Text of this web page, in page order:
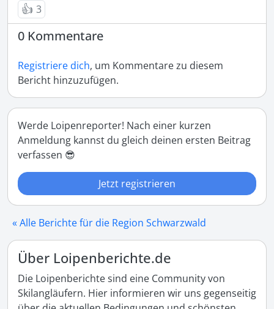
👍 3
0 Kommentare
Registriere dich, um Kommentare zu diesem
Bericht hinzuzufügen.
Werde Loipenreporter! Nach einer kurzen
Anmeldung kannst du gleich deinen ersten Beitrag
verfassen 😎
Jetzt registrieren
« Alle Berichte für die Region Schwarzwald
Über Loipenberichte.de
Die Loipenberichte sind eine Community von
Skilangläufern. Hier informieren wir uns gegenseitig